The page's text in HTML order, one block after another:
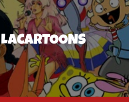
LACARTOONS